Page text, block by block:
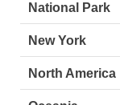
National Park
New York
North America